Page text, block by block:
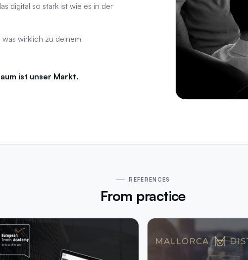
digital so stark ist wie es in der
wirklich zu deinem
ist unser Markt.
REFERENCES
From practice